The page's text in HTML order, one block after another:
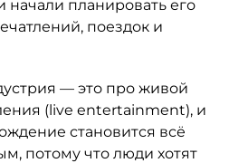
начали планировать его
поездок и
— это про живой
(live entertainment), и
становится всё
потому что люди хотят